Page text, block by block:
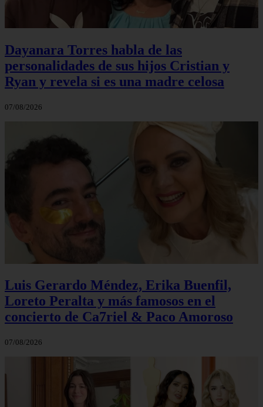
Dayanara Torres habla de las
personalidades de sus hijos Cristian y
Ryan y revela si es una madre celosa
07/08/2026
Luis Gerardo Méndez, Erika Buenfil,
Loreto Peralta y más famosos en el
concierto de Ca7riel & Paco Amoroso
07/08/2026